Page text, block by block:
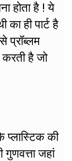
होता है ! ये
का ही पार्ट है
प्रॉब्लम
करती है जो
प्लास्टिक की
जहां